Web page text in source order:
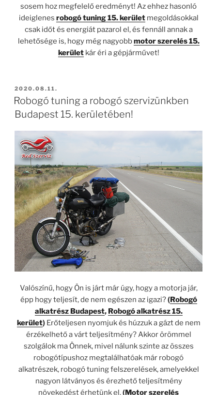
sosem hoz megfelelő eredményt! Az ehhez hasonló
ideiglenes robogó tuning 15. kerületmegoldásokkal
csak időt és energiát pazarol el, és fennáll annak a
lehetősége is, hogy még nagyobbmotor szerelés 15.
kerületkár éri a gépjárművet!
BEKÜLDVE:
2020.08.11.
Robogó tuning a robogó szervizünkben
Budapest 15. kerületében!
Valószínű, hogy Ön is járt már úgy, hogy a motorja jár,
épp hogy teljesít, de nem egészen az igazi?(Robogó
alkatrész Budapest, Robogó alkatrész 15.
kerület) Erőteljesen nyomjuk és húzzuk a gázt de nem
érzékelhető a várt teljesítmény? Akkor örömmel
szolgálok ma Önnek, mivel nálunk szinte az összes
robogótípushoz megtalálhatóak már robogó
alkatrészek, robogó tuning felszerelések, amelyekkel
nagyon látványos és érezhető teljesítmény
növekedést érhetünk el.(Motor szerelés